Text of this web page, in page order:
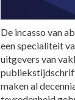
De incasso van
een specialiteit
uitgevers van
maken al